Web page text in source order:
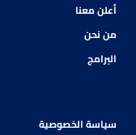
أعلن معنا
من نحن
البرامج
سياسة الخصوصية